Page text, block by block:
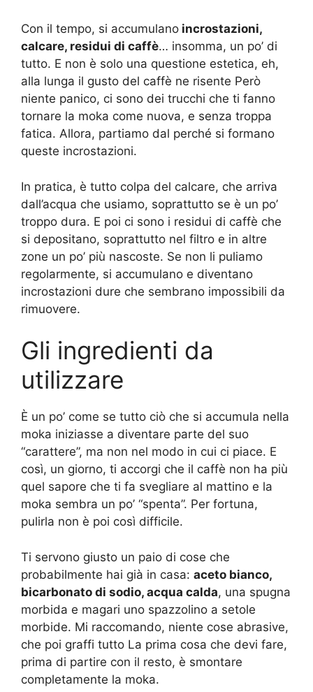
Con il tempo, si accumulano incrostazioni,
calcare, residui di caffè… insomma, un po’ di
tutto. E non è solo una questione estetica, eh,
alla lunga il gusto del caffè ne risente Però
niente panico, ci sono dei trucchi che ti fanno
tornare la moka come nuova, e senza troppa
fatica. Allora, partiamo dal perché si formano
queste incrostazioni.
In pratica, è tutto colpa del calcare, che arriva
dall’acqua che usiamo, soprattutto se è un po’
troppo dura. E poi ci sono i residui di caffè che
si depositano, soprattutto nel filtro e in altre
zone un po’ più nascoste. Se non li puliamo
regolarmente, si accumulano e diventano
incrostazioni dure che sembrano impossibili da
rimuovere.
Gli ingredienti da
utilizzare
È un po’ come se tutto ciò che si accumula nella
moka iniziasse a diventare parte del suo
“carattere”, ma non nel modo in cui ci piace. E
così, un giorno, ti accorgi che il caffè non ha più
quel sapore che ti fa svegliare al mattino e la
moka sembra un po’ “spenta”. Per fortuna,
pulirla non è poi così difficile.
Ti servono giusto un paio di cose che
probabilmente hai già in casa: aceto bianco,
bicarbonato di sodio, acqua calda, una spugna
morbida e magari uno spazzolino a setole
morbide. Mi raccomando, niente cose abrasive,
che poi graffi tutto La prima cosa che devi fare,
prima di partire con il resto, è smontare
completamente la moka.